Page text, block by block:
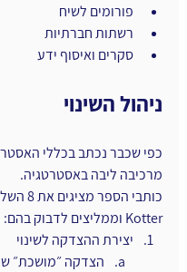
פורומים לשיח
רשתות חברתיות
סקרים ואיסוף ידע
ניהול השינוי
כפי שכבר נכתב בכללי
מרכיבה ליבה באסטרטגיה.
Kotter וממליצים לדבוק בהם:
יצירת ההצדקה לשינוי
הצדקה ״מושכת״